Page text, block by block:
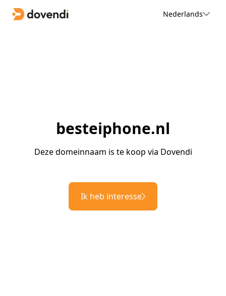
Nederlands
besteiphone.nl
Deze domeinnaam is te koop via Dovendi
Ik heb interesse